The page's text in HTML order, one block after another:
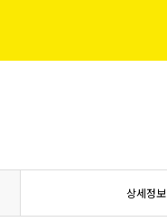
상세정보